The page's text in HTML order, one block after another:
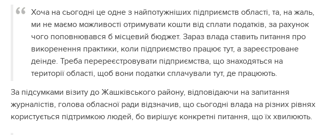
Хоча на сьогодні це одне з найпотужніших підприємств області, та, на жаль,
ми не маємо можливості отримувати кошти від сплати податків, за рахунок
чого поповнювався б місцевий бюджет. Зараз влада ставить питання про
викоренення практики, коли підприємство працює тут, а зареєстроване
деінде. Треба перереєстровувати підприємства, що знаходяться на
території області, щоб вони податки сплачували тут, де працюють.
За підсумками візиту до Жашківського району, відповідаючи на запитання
журналістів, голова обласної ради відзначив, що сьогодні влада на різних рівнях
користується підтримкою людей, бо вирішує конкретні питання, що їх хвилюють.